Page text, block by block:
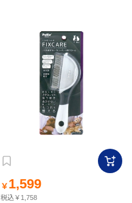
￥ 1,599
税込￥1,758